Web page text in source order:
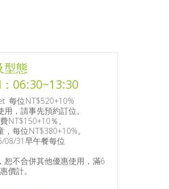
型態
06:30~13:30
每位NT$520+10%
，請事先預約訂位。
NT$150+10％。
每位NT$380+10%。
08/31早午餐每位
恕不合併其他優惠使用，滿6
價計。